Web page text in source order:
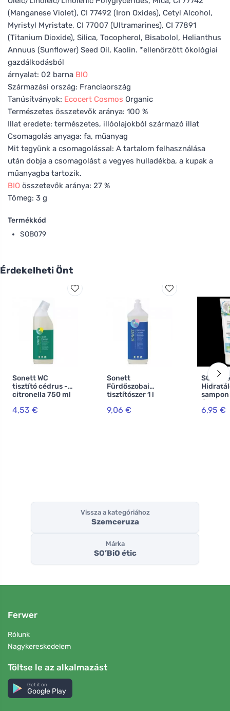
(Manganese Violet), CI 77492 (Iron Oxides), Cetyl Alcohol,
Myristyl Myristate, CI 77007 (Ultramarines), CI 77891
(Titanium Dioxide), Silica, Tocopherol, Bisabolol, Helianthus
Annuus (Sunflower) Seed Oil, Kaolin. *ellenőrzött ökológiai
gazdálkodásból
árnyalat: 02 barna BIO
Származási ország: Franciaország
Tanúsítványok: Ecocert Cosmos Organic
Természetes összetevők aránya: 100 %
Illat eredete: természetes, illóolajokból származó illat
Csomagolás anyaga: fa, műanyag
Mit tegyünk a csomagolással: A tartalom felhasználása
után dobja a csomagolást a vegyes hulladékba, a kupak a
műanyagba tartozik.
BIO összetevők aránya: 27 %
Tömeg: 3 g
Termékkód
SOB079
Érdekelheti Önt
Sonett WC
tisztító cédrus -
citronella 750 ml
4,53 €
Sonett
Fürdőszobai
tisztítószer 1 l
9,06 €
SO’BiO
és
(250
6,95 €
Vissza a kategóriához
Szemceruza
Márka
SO’BiO étic
Ferwer
Rólunk
Nagykereskedelem
Töltse le az alkalmazást
Get it on
Google Play